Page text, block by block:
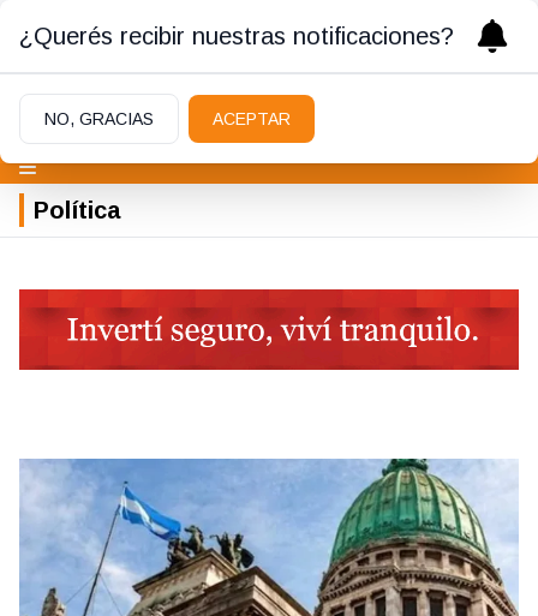
Política
¿Querés recibir nuestras notificaciones?
NO, GRACIAS ACEPTAR